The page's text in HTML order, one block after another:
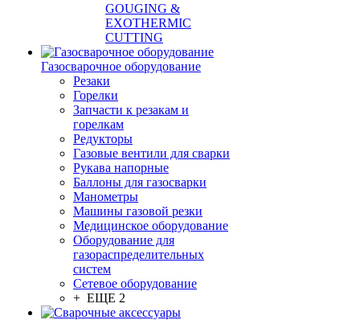
GOUGING &
EXOTHERMIC
CUTTING
Газосварочное оборудование
Резаки
Горелки
Запчасти к резакам и
горелкам
Редукторы
Газовые вентили для сварки
Рукава напорные
Баллоны для газосварки
Манометры
Машины газовой резки
Медицинское оборудование
Оборудование для
газораспределительных
систем
Сетевое оборудование
+ ЕЩЕ 2